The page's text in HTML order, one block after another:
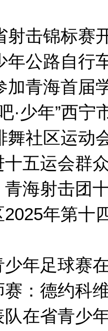
射击锦标赛
年公路自行
加青海首届
·少年”西
舞社区运动
五运会群
海射击团
年第十
年足球赛
赛：德约科
在省青少